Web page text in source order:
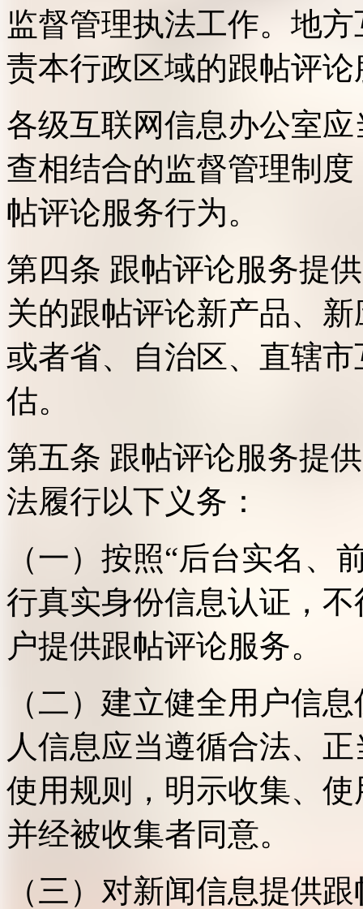
监督管理执法工作。地
责本行政区域的跟帖评
各级互联网信息办公室
查相结合的监督管理制
帖评论服务行为。
第四条 跟帖评论服务提
关的跟帖评论新产品、
或者省、自治区、直辖
估。
第五条 跟帖评论服务提
法履行以下义务：
（一）按照“后台实名、
行真实身份信息认证，
户提供跟帖评论服务。
（二）建立健全用户信
人信息应当遵循合法、
使用规则，明示收集、
并经被收集者同意。
（三）对新闻信息提供